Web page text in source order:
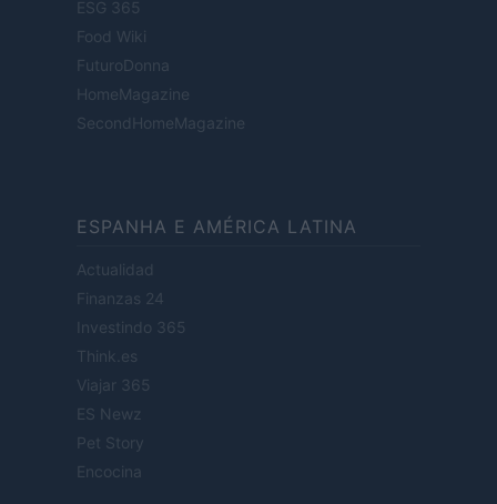
ESG 365
Food Wiki
FuturoDonna
HomeMagazine
SecondHomeMagazine
ESPANHA E AMÉRICA LATINA
Actualidad
Finanzas 24
Investindo 365
Think.es
Viajar 365
ES Newz
Pet Story
Encocina